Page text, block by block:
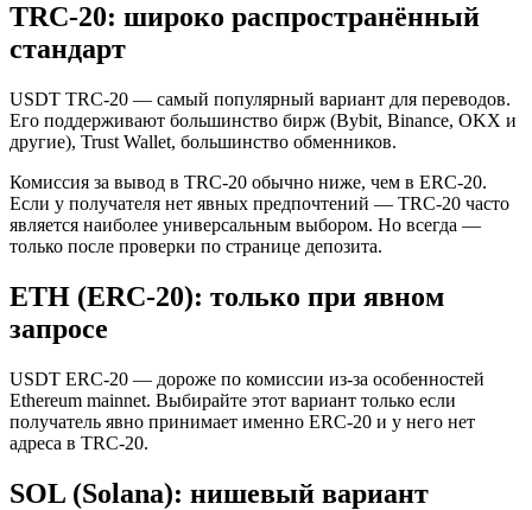
TRC-20: широко распространённый
стандарт
USDT TRC-20 — самый популярный вариант для переводов.
Его поддерживают большинство бирж (Bybit, Binance, OKX и
другие), Trust Wallet, большинство обменников.
Комиссия за вывод в TRC-20 обычно ниже, чем в ERC-20.
Если у получателя нет явных предпочтений — TRC-20 часто
является наиболее универсальным выбором. Но всегда —
только после проверки по странице депозита.
ETH (ERC-20): только при явном
запросе
USDT ERC-20 — дороже по комиссии из-за особенностей
Ethereum mainnet. Выбирайте этот вариант только если
получатель явно принимает именно ERC-20 и у него нет
адреса в TRC-20.
SOL (Solana): нишевый вариант